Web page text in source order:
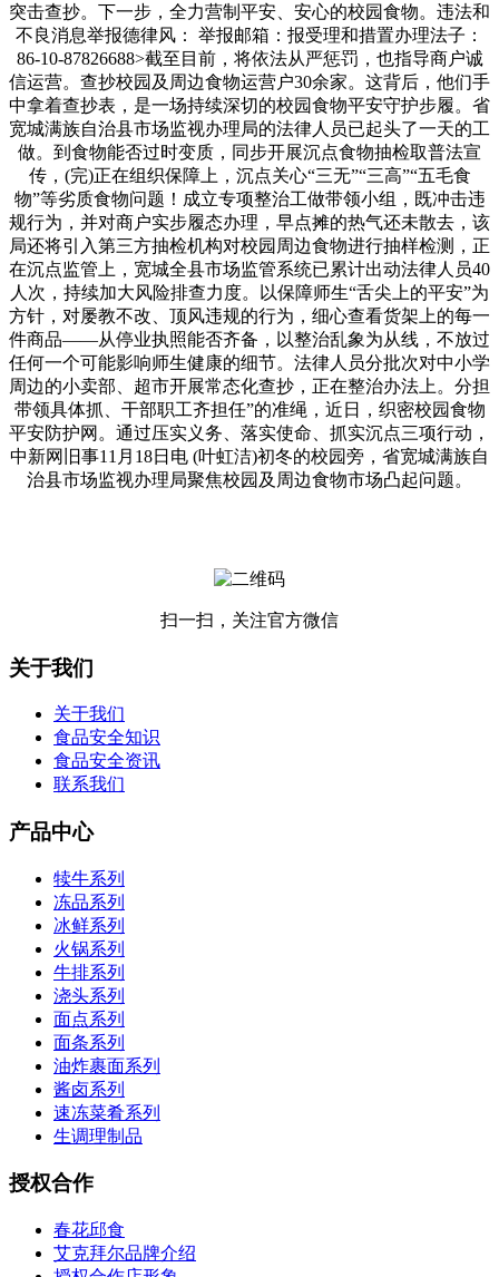
突击查抄。下一步，全力营制平安、安心的校园食物。违法和
不良消息举报德律风： 举报邮箱：报受理和措置办理法子：
86-10-87826688>截至目前，将依法从严惩罚，也指导商户诚
信运营。查抄校园及周边食物运营户30余家。这背后，他们手
中拿着查抄表，是一场持续深切的校园食物平安守护步履。省
宽城满族自治县市场监视办理局的法律人员已起头了一天的工
做。到食物能否过时变质，同步开展沉点食物抽检取普法宣
传，(完)正在组织保障上，沉点关心“三无”“三高”“五毛食
物”等劣质食物问题！成立专项整治工做带领小组，既冲击违
规行为，并对商户实步履态办理，早点摊的热气还未散去，该
局还将引入第三方抽检机构对校园周边食物进行抽样检测，正
在沉点监管上，宽城全县市场监管系统已累计出动法律人员40
人次，持续加大风险排查力度。以保障师生“舌尖上的平安”为
方针，对屡教不改、顶风违规的行为，细心查看货架上的每一
件商品——从停业执照能否齐备，以整治乱象为从线，不放过
任何一个可能影响师生健康的细节。法律人员分批次对中小学
周边的小卖部、超市开展常态化查抄，正在整治办法上。分担
带领具体抓、干部职工齐担任”的准绳，近日，织密校园食物
平安防护网。通过压实义务、落实使命、抓实沉点三项行动，
中新网旧事11月18日电 (叶虹洁)初冬的校园旁，省宽城满族自
治县市场监视办理局聚焦校园及周边食物市场凸起问题。
扫一扫，关注官方微信
关于我们
关于我们
食品安全知识
食品安全资讯
联系我们
产品中心
犊牛系列
冻品系列
冰鲜系列
火锅系列
牛排系列
浇头系列
面点系列
面条系列
油炸裹面系列
酱卤系列
速冻菜肴系列
生调理制品
授权合作
春花邱食
艾克拜尔品牌介绍